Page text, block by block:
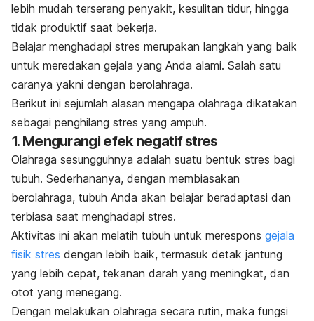
lebih mudah terserang penyakit, kesulitan tidur, hingga
tidak produktif saat bekerja.
Belajar menghadapi stres merupakan langkah yang baik
untuk meredakan gejala yang Anda alami. Salah satu
caranya yakni dengan berolahraga.
Berikut ini sejumlah alasan mengapa olahraga dikatakan
sebagai penghilang stres yang ampuh.
1. Mengurangi efek negatif stres
Olahraga sesungguhnya adalah suatu bentuk stres bagi
tubuh. Sederhananya, dengan membiasakan
berolahraga, tubuh Anda akan belajar beradaptasi dan
terbiasa saat menghadapi stres.
Aktivitas ini akan melatih tubuh untuk merespons gejala
fisik stres dengan lebih baik, termasuk detak jantung
yang lebih cepat, tekanan darah yang meningkat, dan
otot yang menegang.
Dengan melakukan olahraga secara rutin, maka fungsi